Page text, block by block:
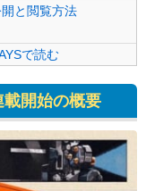
と閲覧方法
で読む
開始の概要